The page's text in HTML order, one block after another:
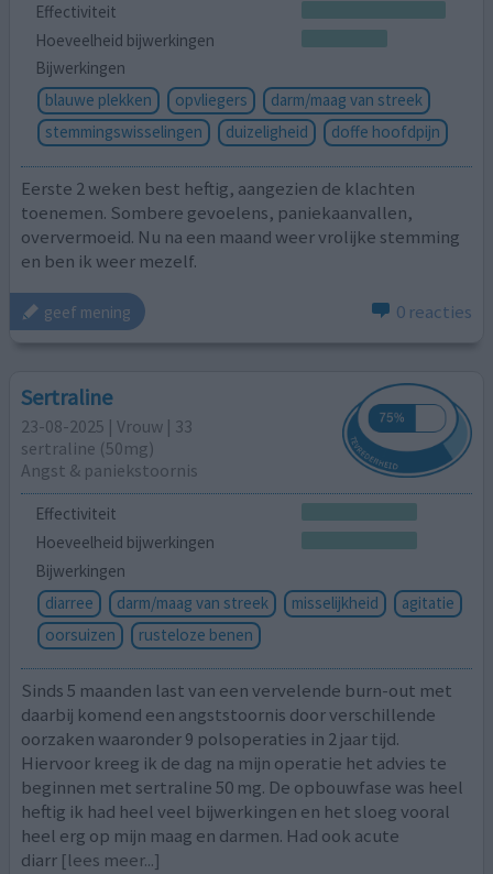
Effectiviteit
Hoeveelheid bijwerkingen
Bijwerkingen
blauwe plekken
opvliegers
darm/maag van streek
stemmingswisselingen
duizeligheid doffe hoofdpijn
Eerste 2 weken best heftig, aangezien de klachten
toenemen. Sombere gevoelens, paniekaanvallen,
oververmoeid. Nu na een maand weer vrolijke stemming
en ben ik weer mezelf.
geef mening 0 reacties
Sertraline
23-08-2025 | Vrouw | 33
sertraline (50mg)
Angst & paniekstoornis
Effectiviteit
Hoeveelheid bijwerkingen
Bijwerkingen
diarree
darm/maag van streek misselijkheid
agitatie
oorsuizen
rusteloze benen
Sinds 5 maanden last van een vervelende burn-out met
daarbij komend een angststoornis door verschillende
oorzaken waaronder 9 polsoperaties in 2 jaar tijd.
Hiervoor kreeg ik de dag na mijn operatie het advies te
beginnen met sertraline 50 mg. De opbouwfase was heel
heftig ik had heel veel bijwerkingen en het sloeg vooral
heel erg op mijn maag en darmen. Had ook acute
diarr [lees meer...]